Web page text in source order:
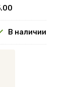
В наличии